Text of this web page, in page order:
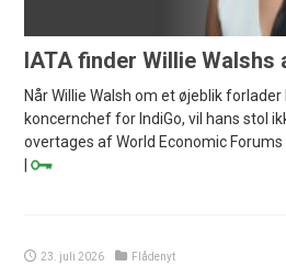
IATA finder Willie Walshs
Når Willie Walsh om et øjeblik
koncernchef for IndiGo, vil hans stol
overtages af World Economic
|
23. juli 2026 Flådenyt